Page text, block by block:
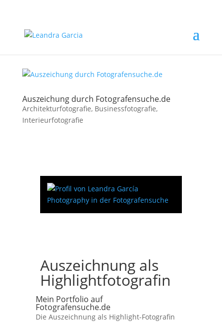
Auszeichung durch Fotografensuche.de
Architekturfotografie, Businessfotografie,
Interieurfotografie
Auszeichnung als
Highlightfotografin
Mein Portfolio auf
Fotografensuche.de
Die Auszeichnung als Highlight-Fotografin